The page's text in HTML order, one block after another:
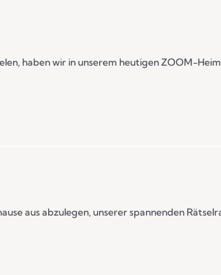
haben wir in unserem heutigen ZOOM-
aus abzulegen, unserer spannenden